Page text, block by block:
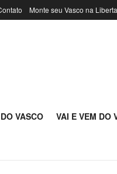
Monte seu Vasco na
VASCO VAI E VEM DO